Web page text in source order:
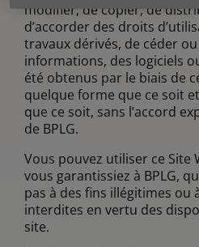
modifier, de copier, de
d’accorder des droits
travaux dérivés, de céder
informations, des logiciels
été obtenus par le biais de
quelque forme que ce soit
que ce soit, sans l’accord
de BPLG.
Vous pouvez utiliser ce Site
vous garantissiez à BPLG,
pas à des fins illégitimes ou
interdites en vertu des
site.